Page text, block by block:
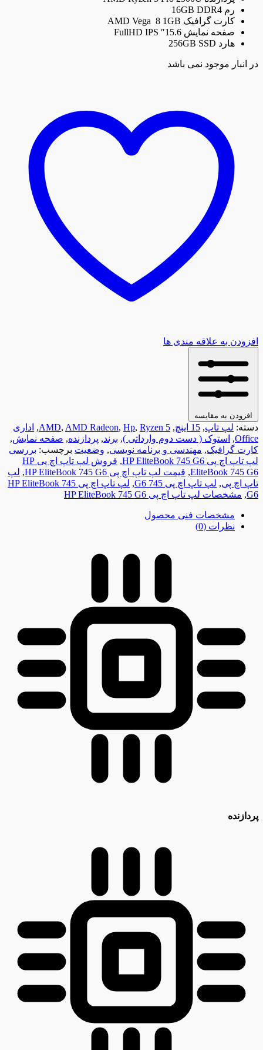
رم 16GB DDR4
کارت گرافیک AMD Vega 8 1GB
صفحه نمایش 15.6″ FullHD IPS
هارد 256GB SSD
در انبار موجود نمی باشد
افزودن به علاقه مندی ها
افزودن به مقایسه
دسته: لپ تاپ, 15 اینچ ,
AMD, AMD Radeon, Hp, Ryzen 5
, اداری
Office
, استوک ( دست دوم وارداتی ), برند, پردازنده, صفحه نمایش,
کارت گرافیک, مهندسی و برنامه نویسی, وضعیت برچسب: بررسی
لپ تاپ اچ پی HP EliteBook 745 G6
,
فروش لپ تاپ اچ پی HP
EliteBook 745 G6
, قیمت لپ تاپ اچ پی HP EliteBook 745 G6 , لپ
تاپ اچ پی, لپ تاپ اچ پی 745 G6 ,
لپ تاپ اچ پی HP EliteBook 745
G6
, مشخصات لپ تاپ اچ پی HP EliteBook 745 G6
مشخصات فنی محصول
نظرات (0)
پردازنده